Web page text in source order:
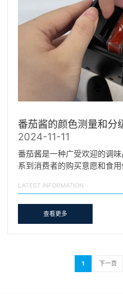
2024-11-11
番茄酱是一种广受欢迎的调
系到消费者的购买意愿和食
LATEST INFORMATION
查看更多
1 下一页